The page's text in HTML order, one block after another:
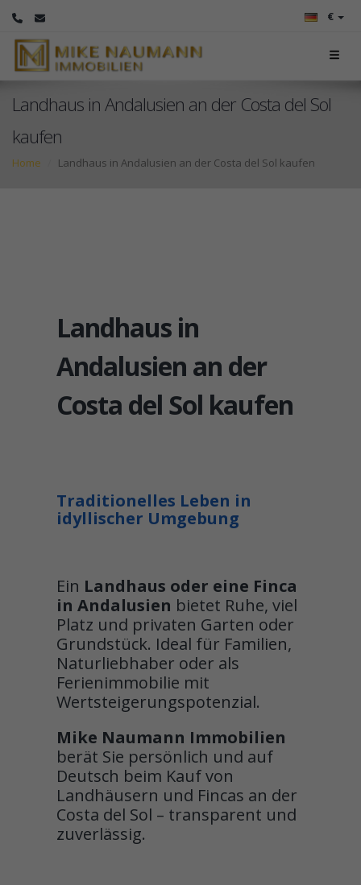
€
Landhaus in Andalusien an der Costa del Sol
kaufen
Home Landhaus in Andalusien an der Costa del Sol kaufen
Landhaus in
Andalusien an der
Costa del Sol kaufen
Traditionelles Leben in
idyllischer Umgebung
Ein Landhaus oder eine Finca
in Andalusien bietet Ruhe, viel
Platz und privaten Garten oder
Grundstück. Ideal für Familien,
Naturliebhaber oder als
Ferienimmobilie mit
Wertsteigerungspotenzial.
Mike Naumann Immobilien
berät Sie persönlich und auf
Deutsch beim Kauf von
Landhäusern und Fincas an der
Costa del Sol – transparent und
zuverlässig.